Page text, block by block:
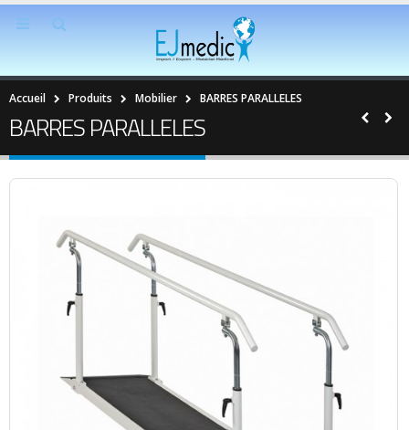
Accueil Produits Mobilier BARRES PARALLELES
BARRES PARALLELES